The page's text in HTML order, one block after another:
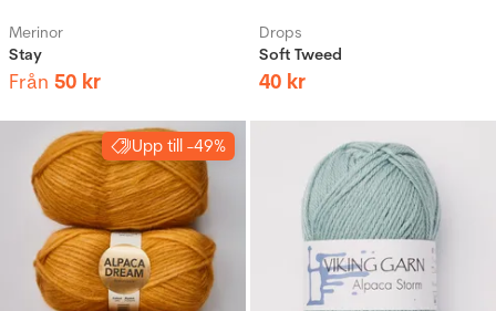
Merinor
Stay
Från 50 kr
Drops
Soft Tweed
40 kr
Upp till -49%